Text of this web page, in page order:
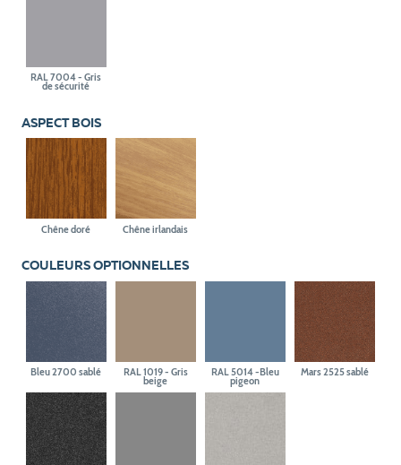
RAL 7004 - Gris
de sécurité
ASPECT BOIS
Chêne doré Chêne irlandais
COULEURS OPTIONNELLES
Bleu 2700 sablé RAL 1019 - Gris
beige
RAL 5014 -Bleu
pigeon
Mars 2525 sablé